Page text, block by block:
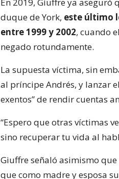
duque de York, este último
entre 1999 y 2002, cuando
negado rotundamente.
La supuesta víctima, sin
al príncipe Andrés, y lanzar
exentos” de rendir cuentas
“Espero que otras víctimas
sino recuperar tu vida al
Giuffre señaló asimismo
que como madre y esposa